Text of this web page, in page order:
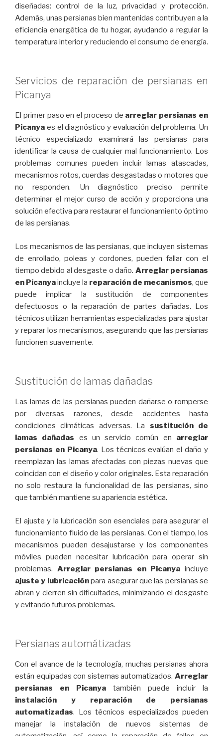
diseñadas: control de la luz, privacidad y protección.
Además, unas persianas bien mantenidas contribuyen a la
eficiencia energética de tu hogar, ayudando a regular la
temperatura interior y reduciendo el consumo de energía.
Servicios de reparación de persianas en
Picanya
El primer paso en el proceso de arreglar persianas en
Picanya es el diagnóstico y evaluación del problema. Un
técnico especializado examinará las persianas para
identificar la causa de cualquier mal funcionamiento. Los
problemas comunes pueden incluir lamas atascadas,
mecanismos rotos, cuerdas desgastadas o motores que
no responden. Un diagnóstico preciso permite
determinar el mejor curso de acción y proporciona una
solución efectiva para restaurar el funcionamiento óptimo
de las persianas.
Los mecanismos de las persianas, que incluyen sistemas
de enrollado, poleas y cordones, pueden fallar con el
tiempo debido al desgaste o daño. Arreglar persianas
en Picanyaincluye la reparación de mecanismos, que
puede implicar la sustitución de componentes
defectuosos o la reparación de partes dañadas. Los
técnicos utilizan herramientas especializadas para ajustar
y reparar los mecanismos, asegurando que las persianas
funcionen suavemente.
Sustitución de lamas dañadas
Las lamas de las persianas pueden dañarse o romperse
por diversas razones, desde accidentes hasta
condiciones climáticas adversas. La sustitución de
lamas dañadas es un servicio común en arreglar
persianas en Picanya. Los técnicos evalúan el daño y
reemplazan las lamas afectadas con piezas nuevas que
coincidan con el diseño y color originales. Esta reparación
no solo restaura la funcionalidad de las persianas, sino
que también mantiene su apariencia estética.
El ajuste y la lubricación son esenciales para asegurar el
funcionamiento fluido de las persianas. Con el tiempo, los
mecanismos pueden desajustarse y los componentes
móviles pueden necesitar lubricación para operar sin
problemas. Arreglar persianas en Picanya incluye
ajuste y lubricaciónpara asegurar que las persianas se
abran y cierren sin dificultades, minimizando el desgaste
y evitando futuros problemas.
Persianas automátizadas
Con el avance de la tecnología, muchas persianas ahora
están equipadas con sistemas automatizados. Arreglar
persianas en Picanya también puede incluir la
instalación y reparación de persianas
automatizadas. Los técnicos especializados pueden
manejar la instalación de nuevos sistemas de